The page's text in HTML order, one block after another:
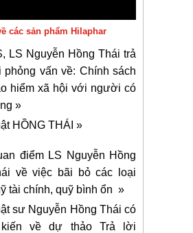
các sản phẩm Hilaphar
LS Nguyễn Hồng Thái trả
phỏng vấn về: Chính sách
hiểm xã hội với người có
»
HỒNG THÁI »
điểm LS Nguyễn Hồng
về việc bãi bỏ các loại
tài chính, quỹ bình ổn »
sư Nguyễn Hồng Thái có
về dự thảo Trả lời